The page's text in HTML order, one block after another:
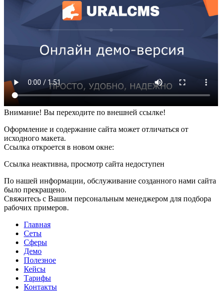
Внимание! Вы переходите по внешней ссылке!
Оформление и содержание сайта может отличаться от
исходного макета.
Ссылка откроется в новом окне:
Ссылка неактивна, просмотр сайта недоступен
По нашей информации, обслуживание созданного нами сайта
было прекращено.
Свяжитесь с Вашим персональным менеджером для подбора
рабочих примеров.
Главная
Сеты
Сферы
Демо
Полезное
Кейсы
Тарифы
Контакты